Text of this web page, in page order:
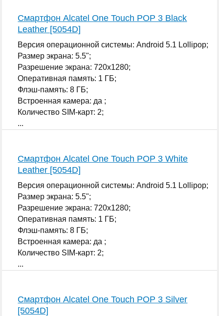
Смартфон Alcatel One Touch POP 3 Black
Leather [5054D]
Версия операционной системы: Android 5.1 Lollipop;
Размер экрана: 5.5";
Разрешение экрана: 720x1280;
Оперативная память: 1 ГБ;
Флэш-память: 8 ГБ;
Встроенная камера: да ;
Количество SIM-карт: 2;
...
Смартфон Alcatel One Touch POP 3 White
Leather [5054D]
Версия операционной системы: Android 5.1 Lollipop;
Размер экрана: 5.5";
Разрешение экрана: 720x1280;
Оперативная память: 1 ГБ;
Флэш-память: 8 ГБ;
Встроенная камера: да ;
Количество SIM-карт: 2;
...
Смартфон Alcatel One Touch POP 3 Silver
[5054D]